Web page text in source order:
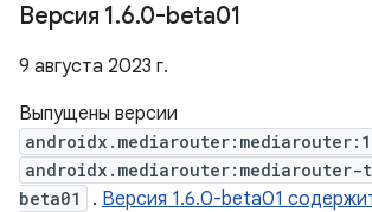
Версия 1.6.0-beta01
9 августа 2023 г.
Выпущены версии
beta01
. Версия 1.6.0-beta01